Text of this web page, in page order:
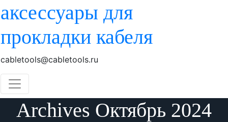
аксессуары для
прокладки кабеля
cabletools@cabletools.ru
Archives Октябрь 2024